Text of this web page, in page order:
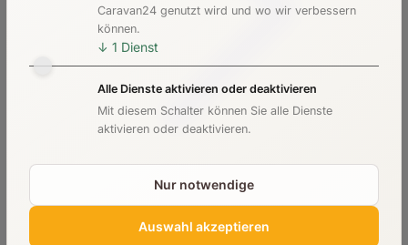
Caravan24 genutzt wird und wo wir verbessern
können.
↓ 1 Dienst
Alle Dienste aktivieren oder deaktivieren
Mit diesem Schalter können Sie alle Dienste
aktivieren oder deaktivieren.
Nur notwendige
Auswahl akzeptieren